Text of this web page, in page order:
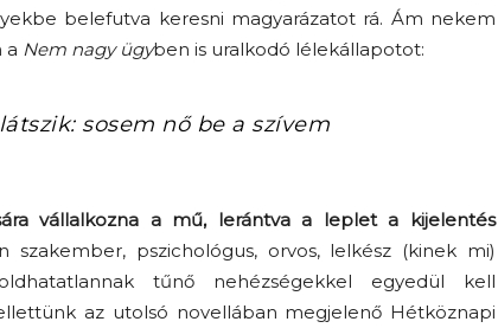
belefutva keresni magyarázatot rá. Ám nekem
a Nem nagy ügyben is uralkodó lélekállapotot:
sosem nő be a szívem
vállalkozna a mű, lerántva a leplet a kijelentés
pszichológus, orvos, lelkész (kinek mi)
tűnő nehézségekkel egyedül kell
az utolsó novellában megjelenő Hétköznapi